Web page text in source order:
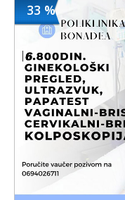
33 %